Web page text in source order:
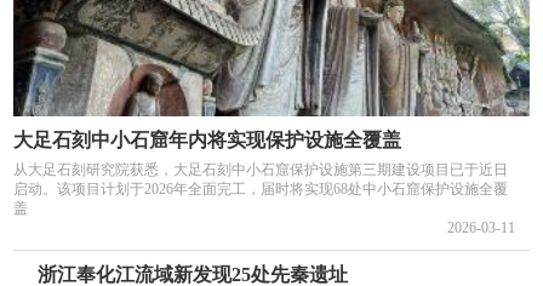
大足石刻中小石窟年内将实现保护设施全覆盖
从大足石刻研究院获悉，大足石刻中小石窟保护设施第三期建设项目已于近日
启动。该项目计划于2026年全面完工，届时将实现68处中小石窟保护设施全覆
盖
2026-03-11
浙江奉化江流域新发现25处先秦遗址